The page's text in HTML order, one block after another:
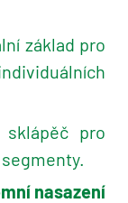
základ pro
pro
nasazení